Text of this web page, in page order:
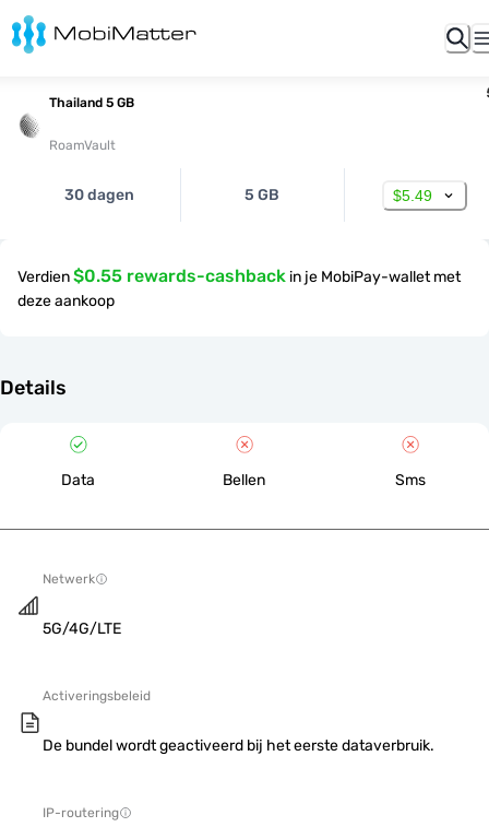
Thailand 5 GB
RoamVault
30 dagen 5 GB $5.49
Verdien$0.55 rewards-cashback in je MobiPay-wallet met
deze aankoop
Details
Data Bellen Sms
Netwerk
5G/4G/LTE
Activeringsbeleid
De bundel wordt geactiveerd bij het eerste dataverbruik.
IP-routering